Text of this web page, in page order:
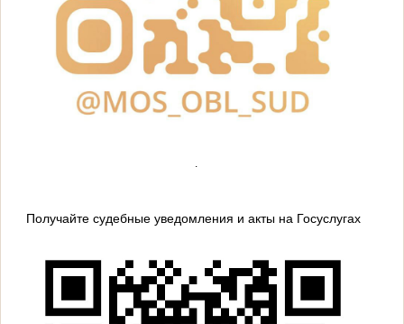
.
Получайте судебные уведомления и акты на Госуслугах